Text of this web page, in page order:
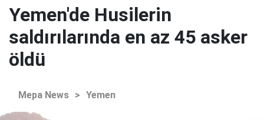
Yemen'de Husilerin
saldırılarında en az 45 asker
öldü
Mepa News > Yemen